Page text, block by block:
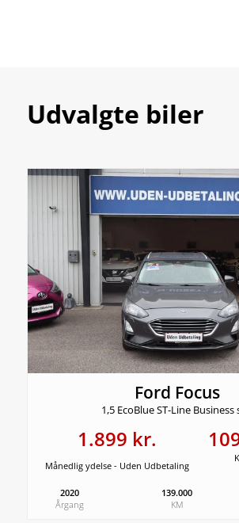
Udvalgte biler
Ford Focus
1,5 EcoBlue ST-Line Business
1.899 kr.
Månedlig ydelse - Uden Udbetaling
2020
Årgang
139.000
KM